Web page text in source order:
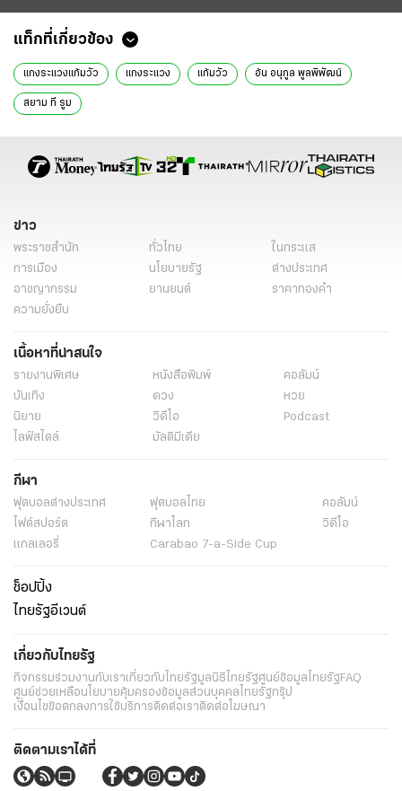
แท็กที่เกี่ยวข้อง
แกงระแวงแก้มวัว แกงระแวง แก้มวัว อ้น อนุกูล พูลพิพัฒน์
สยาม ที รูม
ข่าว
พระราชสำนัก ทั่วไทย
ในกระแส
การเมือง
นโยบายรัฐ
ต่างประเทศ
อาชญากรรม
ยานยนต์
ราคาทองคำ
ความยั่งยืน
เนื้อหาที่น่าสนใจ
รายงานพิเศษ หนังสือพิมพ์
คอลัมน์
บันเทิง
ดวง
หวย
นิยาย
วิดีโอ
Podcast
ไลฟ์สไตล์
มัลติมีเดีย
กีฬา
ฟุตบอลต่่างประเทศ ฟุตบอลไทย
คอลัมน์
ไฟต์สปอร์ต
กีฬาโลก
วิดีโอ
แกลเลอรี่
Carabao 7-a-Side Cup
ช็อปปิ้ง
ไทยรัฐอีเวนต์
เกี่ยวกับไทยรัฐ
กิจกรรมร่วมงานกับเราเกี่ยวกับไทยรัฐมูลนิธิไทยรัฐศูนย์ข้อมูลไทยรัฐFAQ
ศูนย์ช่วยเหลือนโยบายคุ้มครองข้อมูลส่วนบุคคลไทยรัฐกรุ๊ป
เงื่อนไขข้อตกลงการใช้บริการติดต่อเราติดต่อโฆษณา
ติดตามเราได้ที่